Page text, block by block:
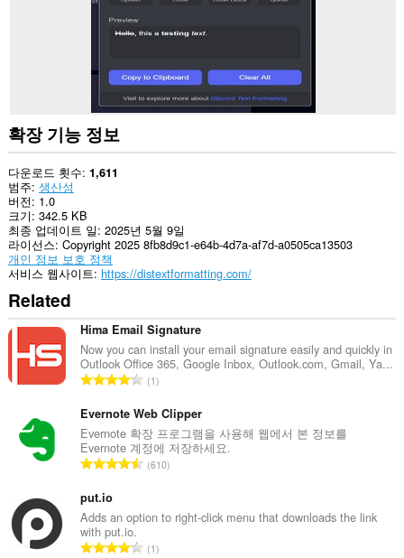
수
있
습
니
다.
확장 기능 정보
다운로드 횟수 1,611
범주 생산성
버전 1.0
크기 342.5 KB
최종 업데이트 일 2025년 5월 9일
라이선스 Copyright 2025 8fb8d9c1-e64b-4d7a-af7d-a0505ca13503
개인 정보 보호 정책
서비스 웹사이트 https://distextformatting.com/
Related
Hima Email Signature
Now you can install your email signature easily and quickly in
Outlook Office 365, Google Inbox, Outlook.com, Gmail, Ya...
총
급
수
:
1
Evernote Web Clipper
Evernote 확장 프로그램을 사용해 웹에서 본 정보를
Evernote 계정에 저장하세요.
총
수
610
put.io
Adds an option to right-click menu that downloads the link
with put.io.
총
1